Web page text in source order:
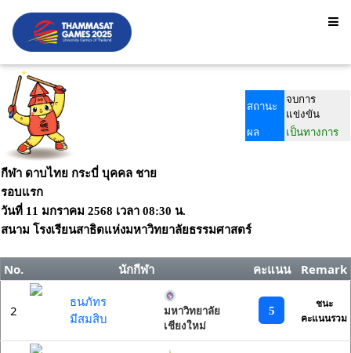
สถานะ
จบการ
แข่งขัน
ผล
เป็นทางการ
กีฬา ดาบไทย กระบี่ บุคคล ชาย
รอบแรก
วันที่ 11 มกราคม 2568 เวลา 08:30 น.
สนาม โรงเรียนสาธิตแห่งมหาวิทยาลัยธรรมศาสตร์
No. นักกีฬา คะแนน Remark
2
ธนภัทร
มีสมสิบ
มหาวิทยาลัย
เชียงใหม่
5
ชนะ
คะแนนรวม